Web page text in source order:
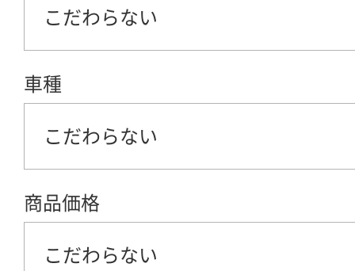
こだわらない
車種
こだわらない
商品価格
こだわらない